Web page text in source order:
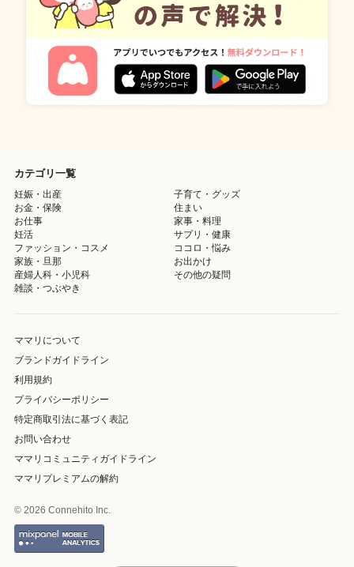
カテゴリ一覧
妊娠・出産
子育て・グッズ
お金・保険
住まい
お仕事
家事・料理
妊活
サプリ・健康
ファッション・コスメ
ココロ・悩み
家族・旦那
お出かけ
産婦人科・小児科
その他の疑問
雑談・つぶやき
ママリについて
ブランドガイドライン
利用規約
プライバシーポリシー
特定商取引法に基づく表記
お問い合わせ
ママリコミュニティガイドライン
ママリプレミアムの解約
© 2026 Connehito Inc.